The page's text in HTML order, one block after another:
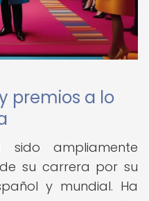
premios a lo
sido ampliamente
su carrera por su
y mundial. Ha